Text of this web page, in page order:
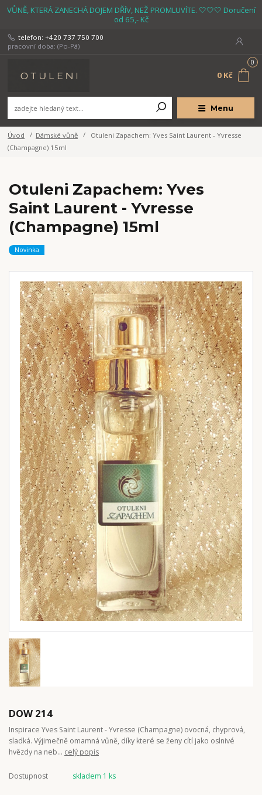
VŮNĚ, KTERÁ ZANECHÁ DOJEM DŘÍV, NEŽ PROMLUVÍTE. 🤍🤍🤍 Doručení
od 65,- Kč
Menu
telefon: +420 737 750 700
pracovní doba: (Po-Pá)
0
0 Kč
Úvod Dámské vůně
Otuleni Zapachem: Yves Saint Laurent - Yvresse
(Champagne) 15ml
Otuleni Zapachem: Yves
Saint Laurent - Yvresse
(Champagne) 15ml
Novinka
DOW 214
Inspirace Yves Saint Laurent - Yvresse (Champagne) ovocná, chyprová,
sladká. Výjimečně omamná vůně, díky které se ženy cítí jako oslnivé
hvězdy na neb... celý popis
Dostupnost skladem 1 ks